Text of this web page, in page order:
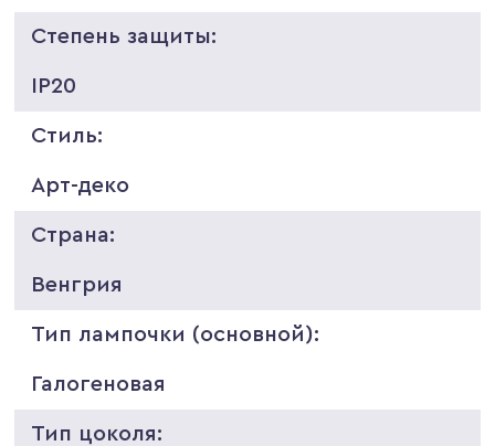
Степень защиты:
IP20
Стиль:
Арт-деко
Страна:
Венгрия
Тип лампочки (основной):
Галогеновая
Тип цоколя: